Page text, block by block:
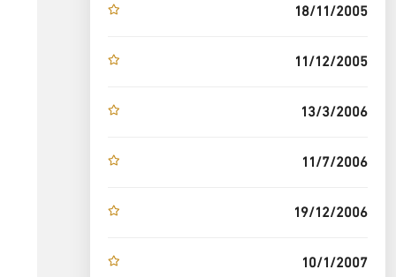
18/11/2005
11/12/2005
13/3/2006
11/7/2006
19/12/2006
10/1/2007